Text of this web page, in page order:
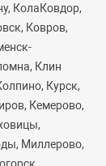
КолаКовдор,
Ковров,
Клин
Курск,
Кемерово,
Миллерово,